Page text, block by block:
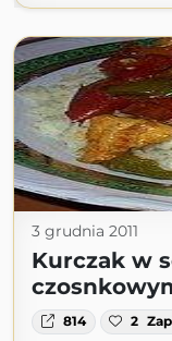
3 grudnia 2011
Kurczak w
814 2